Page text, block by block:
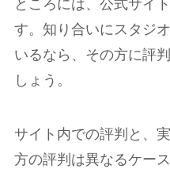
ところには、公式サイ
す。知り合いにスタジ
いるなら、その方に評
しょう。
サイト内での評判と、
方の評判は異なるケー